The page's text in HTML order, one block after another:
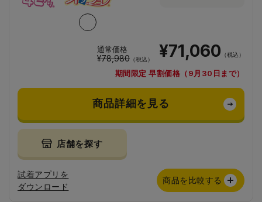
通常価格
¥78,980 （税込） ¥71,060 （税込）
期間限定 早割価格（9月30日まで）
商品詳細を見る
店舗を探す
試着アプリを
ダウンロード
商品を比較する